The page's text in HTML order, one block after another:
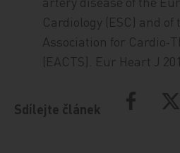
Cardiology (ESC) and of
Association for
(EACTS). Eur Heart J
Sdílejte článek